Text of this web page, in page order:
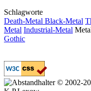
Schlagworte
Death-Metal Black-Metal
Metal Industrial-Metal
Gothic
© 2002-